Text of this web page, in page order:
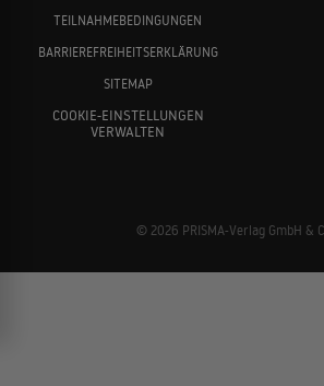
TEILNAHMEBEDINGUNGEN
BARRIEREFREIHEITSERKLÄRUNG
SITEMAP
COOKIE-EINSTELLUNGEN
VERWALTEN
© 2026 PRISMA-Verlag GmbH &